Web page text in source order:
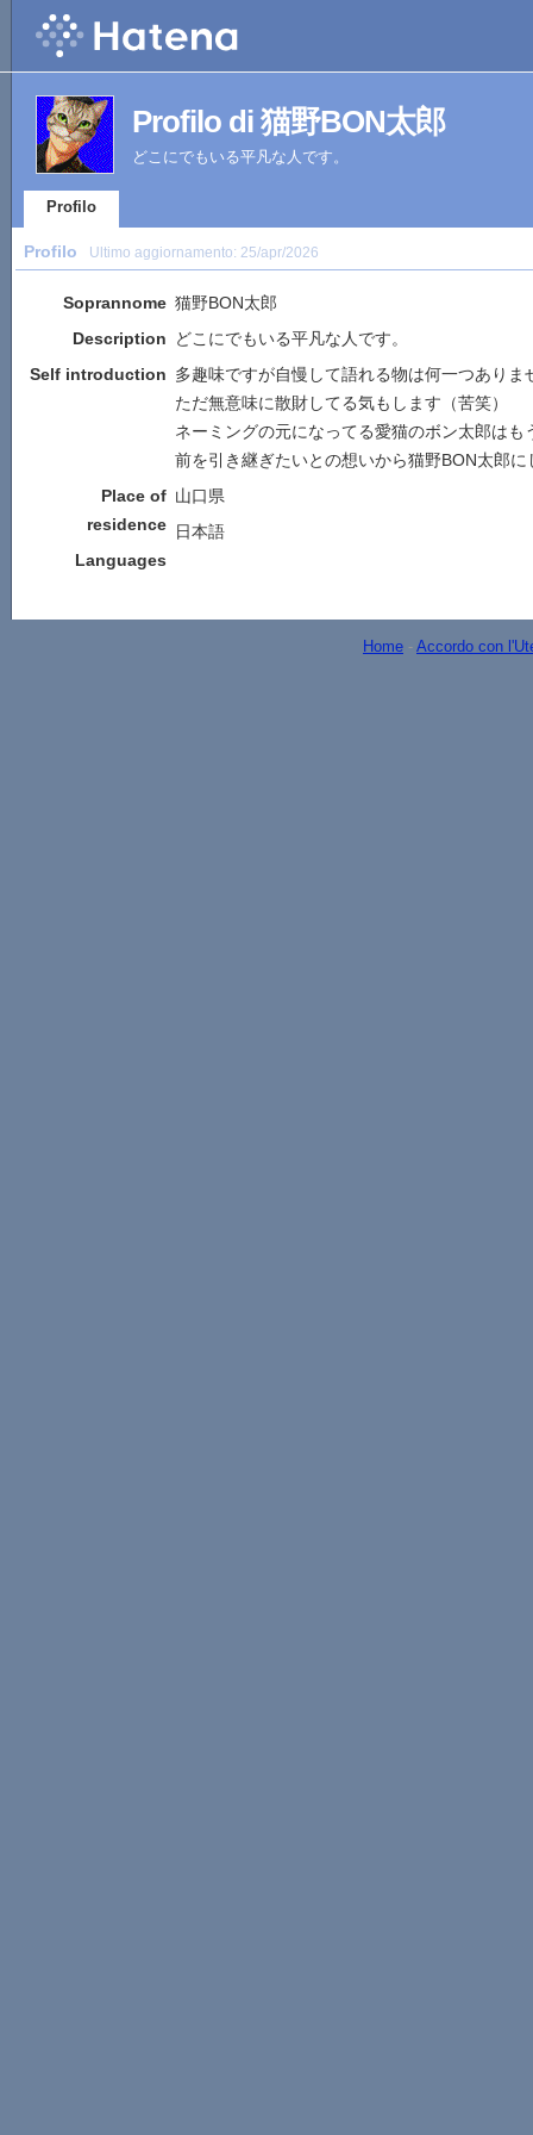
Profilo di 猫野BON太郎
どこにでもいる平凡な人です。
Profilo
Profilo Ultimo aggiornamento: 25/apr/2026
Soprannome 猫野BON太郎
Description
どこにでもいる平凡な人です。
Self introduction 多趣味ですが自慢して語れる物は何一つありま
ただ無意味に散財してる気もします（苦笑）
ネーミングの元になってる愛猫のボン太郎は
前を引き継ぎたいとの想いから猫野BON太郎に
Place of
residence
山口県
Languages
日本語
Home - Accordo con